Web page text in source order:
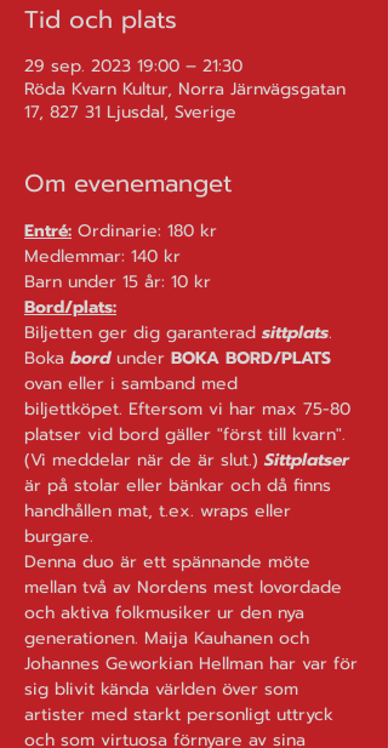
Tid och plats
29 sep. 2023 19:00 – 21:30
Röda Kvarn Kultur, Norra Järnvägsgatan
17, 827 31 Ljusdal, Sverige
Om evenemanget
Entré: Ordinarie: 180 kr
Medlemmar: 140 kr
Barn under 15 år: 10 kr
Bord/plats:
Biljetten ger dig garanterad sittplats.
Boka bord under BOKA BORD/PLATS
ovan eller i samband med
biljettköpet. Eftersom vi har max 75-80
platser vid bord gäller "först till kvarn".
(Vi meddelar när de är slut.) Sittplatser
är på stolar eller bänkar och då finns
handhållen mat, t.ex. wraps eller
burgare.
Denna duo är ett spännande möte
mellan två av Nordens mest lovordade
och aktiva folkmusiker ur den nya
generationen. Maija Kauhanen och
Johannes Geworkian Hellman har var för
sig blivit kända världen över som
artister med starkt personligt uttryck
och som virtuosa förnyare av sina